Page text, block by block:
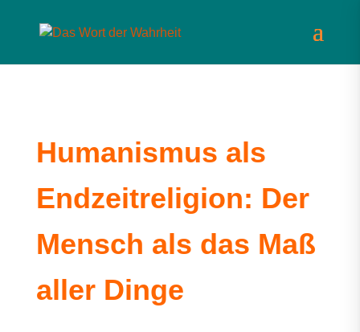
Humanismus als
Endzeitreligion: Der
Mensch als das Maß
aller Dinge